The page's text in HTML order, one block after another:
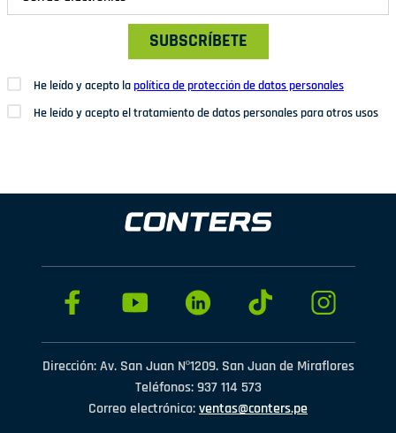
SUBSCRÍBETE
He leído y acepto lapolítica de protección de datos personales
He leído y acepto el tratamiento de datos personales para otros usos
Dirección: Av. San Juan Nº1209. San Juan de Miraflores
Teléfonos: 937 114 573
Correo electrónico:ventas@conters.pe